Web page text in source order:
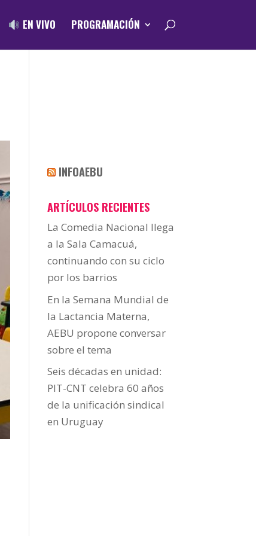
EN VIVO PROGRAMACIÓN
INFOAEBU
ARTÍCULOS RECIENTES
La Comedia Nacional llega
a la Sala Camacuá,
continuando con su ciclo
por los barrios
En la Semana Mundial de
la Lactancia Materna,
AEBU propone conversar
sobre el tema
Seis décadas en unidad:
PIT-CNT celebra 60 años
de la unificación sindical
en Uruguay